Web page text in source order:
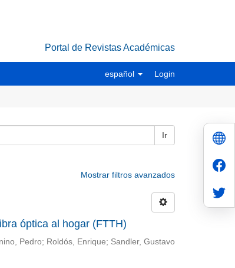
Portal de Revistas Académicas
español Login
Ir
Mostrar filtros avanzados
óptica al hogar (FTTH)
Pedro; Roldós, Enrique; Sandler, Gustavo